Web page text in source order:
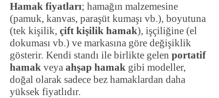
Hamak fiyatları; hamağın malzemesine
(pamuk, kanvas, paraşüt kumaşı vb.), boyutuna
(tek kişilik, çift kişilik hamak), işçiliğine (el
dokuması vb.) ve markasına göre değişiklik
gösterir. Kendi standı ile birlikte gelen portatif
hamak veya ahşap hamak gibi modeller,
doğal olarak sadece bez hamaklardan daha
yüksek fiyatlıdır.